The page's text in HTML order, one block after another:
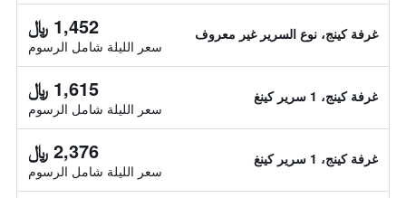
غرفة كينج، نوع السرير غير معروف 1,452 ﷼
سعر الليلة شامل الرسوم
غرفة كينج، 1 سرير كينغ 1,615 ﷼
سعر الليلة شامل الرسوم
غرفة كينج، 1 سرير كينغ 2,376 ﷼
سعر الليلة شامل الرسوم